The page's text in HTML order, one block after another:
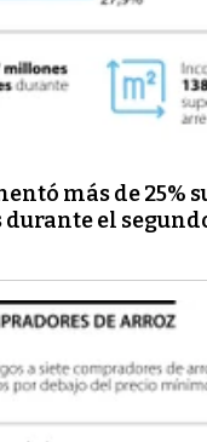
más de 25%
el